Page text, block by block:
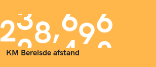
900,000
KM Bereisde afstand